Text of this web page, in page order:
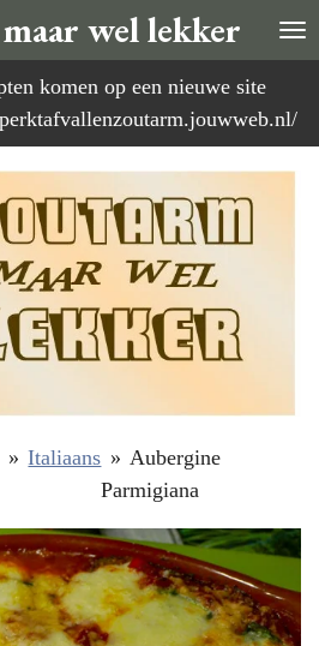
wel lekker
komen op een nieuwe site
» Italiaans » Aubergine
Parmigiana